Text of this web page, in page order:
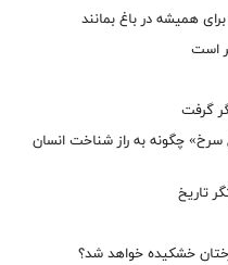
همیشه در باغ بمانند
است
گرفت
سرخ» چگونه به راز شناخت انسان
تاریخ
خشکیده خواهد شد؟